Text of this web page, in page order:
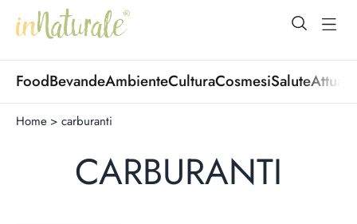
open
FoodBevandeAmbienteCulturaCosmesiSalute
Home > carburanti
CARBURANTI